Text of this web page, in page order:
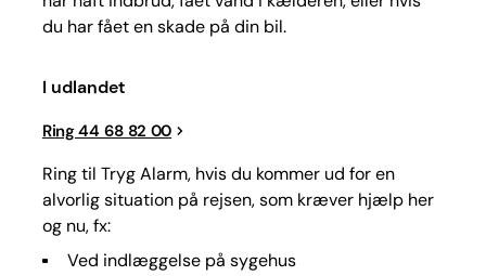
du har fået en skade på din bil.
I udlandet
Ring 44 68 82 00
Ring til Tryg Alarm, hvis du kommer ud for en
alvorlig situation på rejsen, som kræver hjælp her
og nu, fx:
Ved indlæggelse på sygehus